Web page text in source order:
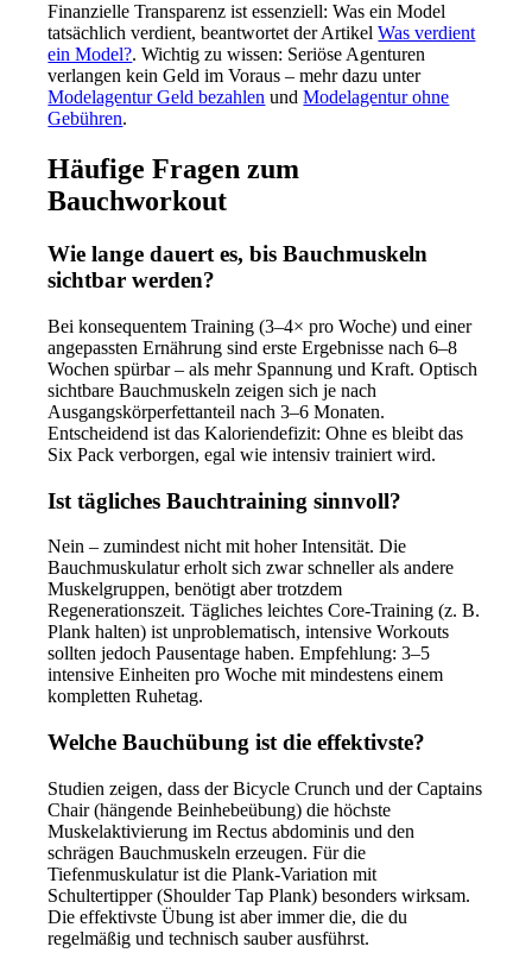
Finanzielle Transparenz ist essenziell: Was ein Model
tatsächlich verdient, beantwortet der ArtikelWas verdient
ein Model?. Wichtig zu wissen: Seriöse Agenturen
verlangen kein Geld im Voraus – mehr dazu unter
Modelagentur Geld bezahlen undModelagentur ohne
Gebühren.
Häufige Fragen zum
Bauchworkout
Wie lange dauert es, bis Bauchmuskeln
sichtbar werden?
Bei konsequentem Training (3–4× pro Woche) und einer
angepassten Ernährung sind erste Ergebnisse nach 6–8
Wochen spürbar – als mehr Spannung und Kraft. Optisch
sichtbare Bauchmuskeln zeigen sich je nach
Ausgangskörperfettanteil nach 3–6 Monaten.
Entscheidend ist das Kaloriendefizit: Ohne es bleibt das
Six Pack verborgen, egal wie intensiv trainiert wird.
Ist tägliches Bauchtraining sinnvoll?
Nein – zumindest nicht mit hoher Intensität. Die
Bauchmuskulatur erholt sich zwar schneller als andere
Muskelgruppen, benötigt aber trotzdem
Regenerationszeit. Tägliches leichtes Core-Training (z. B.
Plank halten) ist unproblematisch, intensive Workouts
sollten jedoch Pausentage haben. Empfehlung: 3–5
intensive Einheiten pro Woche mit mindestens einem
kompletten Ruhetag.
Welche Bauchübung ist die effektivste?
Studien zeigen, dass der Bicycle Crunch und der Captains
Chair (hängende Beinhebeübung) die höchste
Muskelaktivierung im Rectus abdominis und den
schrägen Bauchmuskeln erzeugen. Für die
Tiefenmuskulatur ist die Plank-Variation mit
Schultertipper (Shoulder Tap Plank) besonders wirksam.
Die effektivste Übung ist aber immer die, die du
regelmäßig und technisch sauber ausführst.